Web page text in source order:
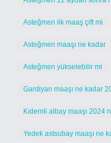
Asteğmen ilk maaş çift mi
Asteğmen maaşı ne kadar
Asteğmen yükselebilir mi
Gardiyan maaşı ne kadar
Kıdemli albay maaşı 2024
Yedek astsubay maaşı ne